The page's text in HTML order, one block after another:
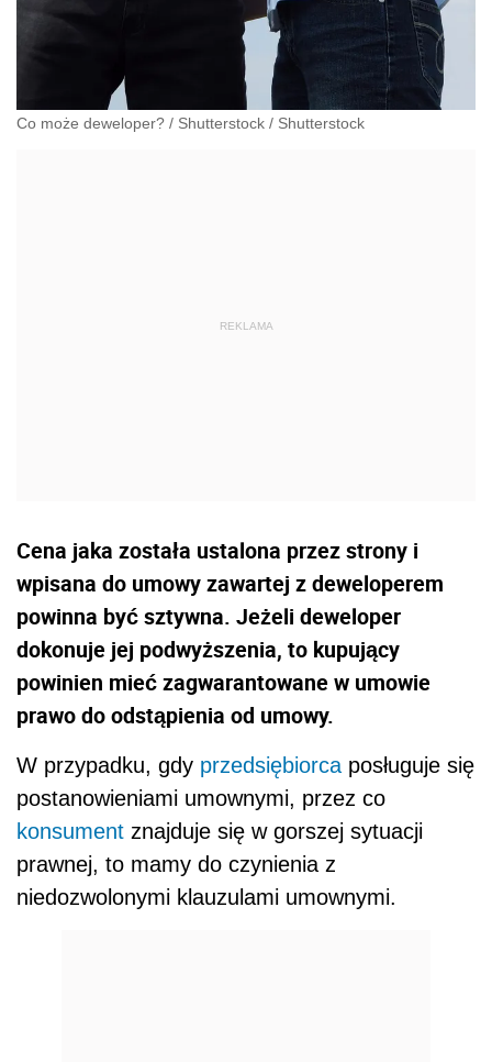
Co może deweloper? / Shutterstock / Shutterstock
Cena jaka została ustalona przez strony i
wpisana do umowy zawartej z deweloperem
powinna być sztywna. Jeżeli deweloper
dokonuje jej podwyższenia, to kupujący
powinien mieć zagwarantowane w umowie
prawo do odstąpienia od umowy.
W przypadku, gdy przedsiębiorca posługuje się
postanowieniami umownymi, przez co
konsument znajduje się w gorszej sytuacji
prawnej, to mamy do czynienia z
niedozwolonymi klauzulami umownymi.